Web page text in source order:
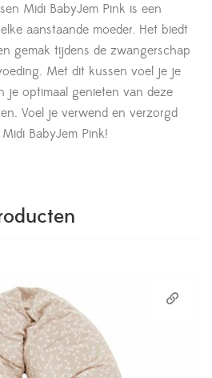
Midi BabyJem Pink is een
aanstaande moeder. Het biedt
gemak tijdens de zwangerschap
Met dit kussen voel je je
je optimaal genieten van deze
Voel je verwend en verzorgd
BabyJem Pink!